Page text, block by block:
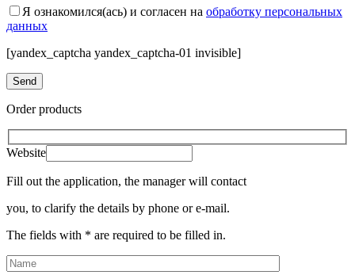
Я ознакомился(ась) и согласен на обработку персональных
данных
[yandex_captcha yandex_captcha-01 invisible]
Order products
Website
Fill out the application, the manager will contact
you, to clarify the details by phone or e-mail.
The fields with * are required to be filled in.